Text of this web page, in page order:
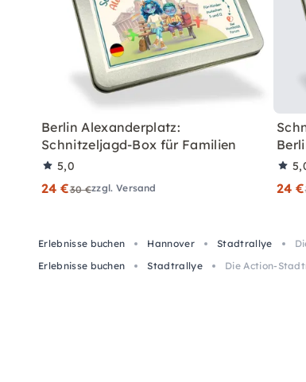
Berlin Alexanderplatz:
Schnitzeljagd-Box für Familien
5,0
24 €30 €zzgl. Versand 24 €
Erlebnisse buchen Hannover Stadtrallye
Erlebnisse buchen
Stadtrallye Die Action-